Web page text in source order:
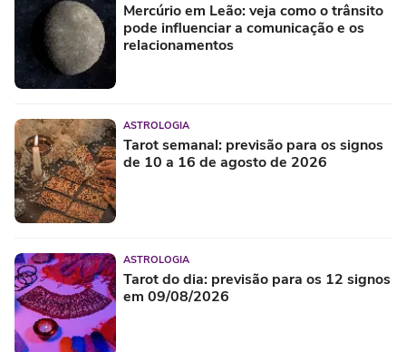
Mercúrio em Leão: veja como o trânsito
pode influenciar a comunicação e os
relacionamentos
ASTROLOGIA
Tarot semanal: previsão para os signos
de 10 a 16 de agosto de 2026
ASTROLOGIA
Tarot do dia: previsão para os 12 signos
em 09/08/2026